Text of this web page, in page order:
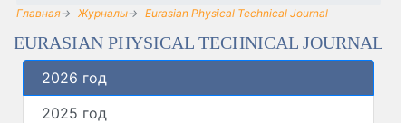
Главная Журналы Eurasian Physical Technical Journal
EURASIAN PHYSICAL TECHNICAL JOURNAL
2026 год
2025 год